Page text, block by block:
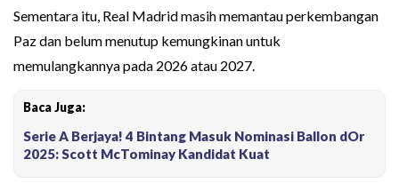
Sementara itu, Real Madrid masih memantau perkembangan
Paz dan belum menutup kemungkinan untuk
memulangkannya pada 2026 atau 2027.
Baca Juga:
Serie A Berjaya! 4 Bintang Masuk Nominasi Ballon dOr
2025: Scott McTominay Kandidat Kuat